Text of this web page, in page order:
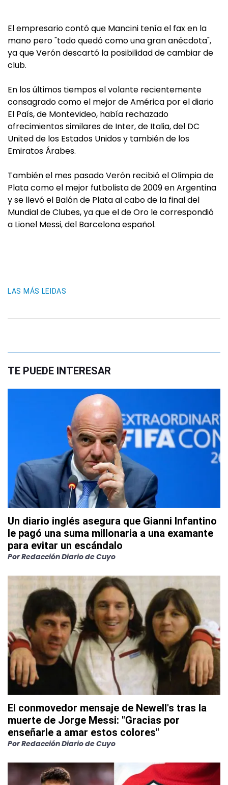
El empresario contó que Mancini tenía el fax en la
mano pero "todo quedó como una gran anécdota",
ya que Verón descartó la posibilidad de cambiar de
club.
En los últimos tiempos el volante recientemente
consagrado como el mejor de América por el diario
El País, de Montevideo, había rechazado
ofrecimientos similares de Inter, de Italia, del DC
United de los Estados Unidos y también de los
Emiratos Árabes.
También el mes pasado Verón recibió el Olimpia de
Plata como el mejor futbolista de 2009 en Argentina
y se llevó el Balón de Plata al cabo de la final del
Mundial de Clubes, ya que el de Oro le correspondió
a Lionel Messi, del Barcelona español.
LAS MÁS LEIDAS
TE PUEDE INTERESAR
Un diario inglés asegura que Gianni Infantino
le pagó una suma millonaria a una examante
para evitar un escándalo
PorRedacción Diario de Cuyo
El conmovedor mensaje de Newell's tras la
muerte de Jorge Messi: "Gracias por
enseñarle a amar estos colores"
PorRedacción Diario de Cuyo